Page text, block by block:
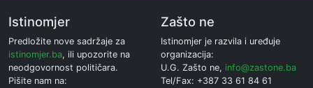
Istinomjer
Predložite nove sadržaje za
istinomjer.ba, ili upozorite na
neodgovornost političara.
Pišite nam na:
Zašto ne
Istinomjer je razvila i uređuje
organizacija:
U.G. Zašto ne, info@zastone.ba
Tel/Fax: +387 33 61 84 61